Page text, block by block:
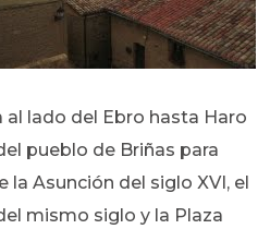
lado del Ebro hasta Haro
pueblo de Briñas para
Asunción del siglo XVI, el
mismo siglo y la Plaza